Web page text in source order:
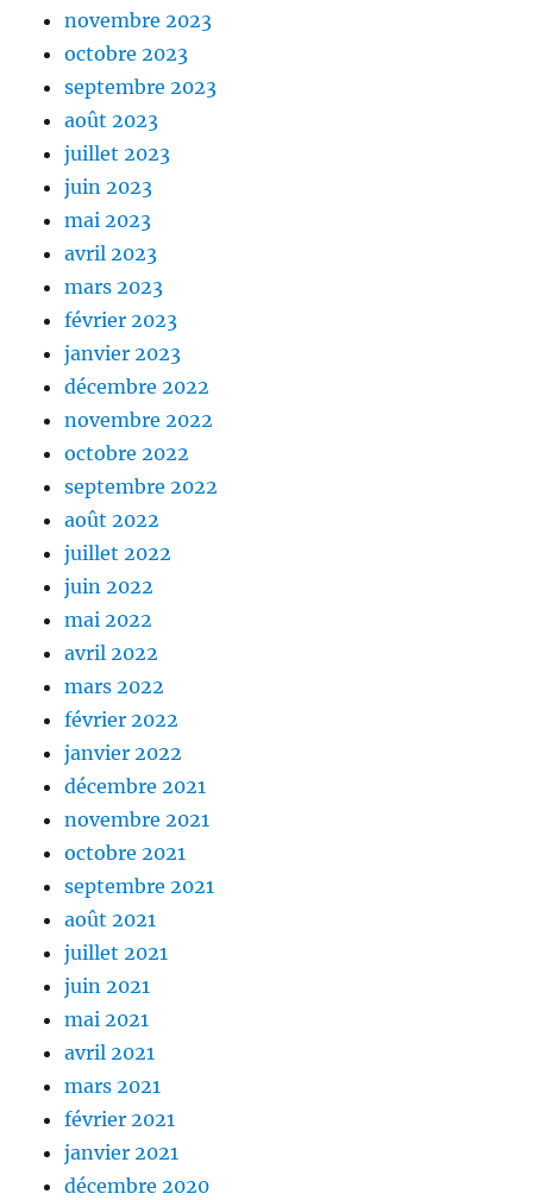
novembre 2023
octobre 2023
septembre 2023
août 2023
juillet 2023
juin 2023
mai 2023
avril 2023
mars 2023
février 2023
janvier 2023
décembre 2022
novembre 2022
octobre 2022
septembre 2022
août 2022
juillet 2022
juin 2022
mai 2022
avril 2022
mars 2022
février 2022
janvier 2022
décembre 2021
novembre 2021
octobre 2021
septembre 2021
août 2021
juillet 2021
juin 2021
mai 2021
avril 2021
mars 2021
février 2021
janvier 2021
décembre 2020